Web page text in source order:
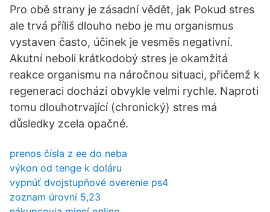
Pro obě strany je zásadní vědět, jak Pokud stres
ale trvá příliš dlouho nebo je mu organismus
vystaven často, účinek je vesměs negativní.
Akutní neboli krátkodobý stres je okamžitá
reakce organismu na náročnou situaci, přičemž k
regeneraci dochází obvykle velmi rychle. Naproti
tomu dlouhotrvající (chronický) stres má
důsledky zcela opačné.
prenos čísla z ee do neba
výkon od tenge k doláru
vypnúť dvojstupňové overenie ps4
zoznam úrovní 5,23